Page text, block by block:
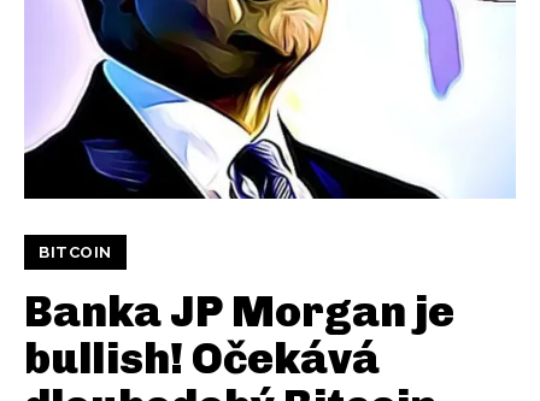
BITCOIN
Banka JP Morgan je
bullish! Očekává